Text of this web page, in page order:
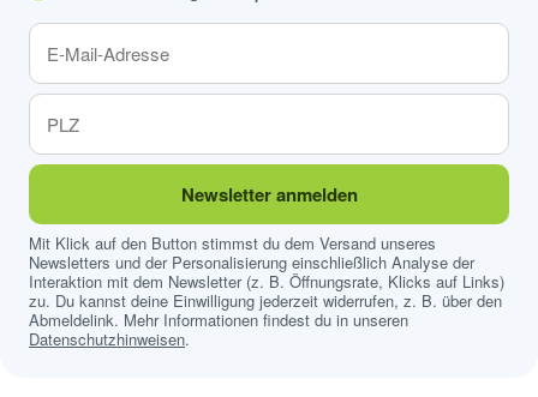
Newsletter anmelden
Mit Klick auf den Button stimmst du dem Versand unseres
Newsletters und der Personalisierung einschließlich Analyse der
Interaktion mit dem Newsletter (z. B. Öffnungsrate, Klicks auf Links)
zu. Du kannst deine Einwilligung jederzeit widerrufen, z. B. über den
Abmeldelink. Mehr Informationen findest du in unseren
Datenschutzhinweisen.